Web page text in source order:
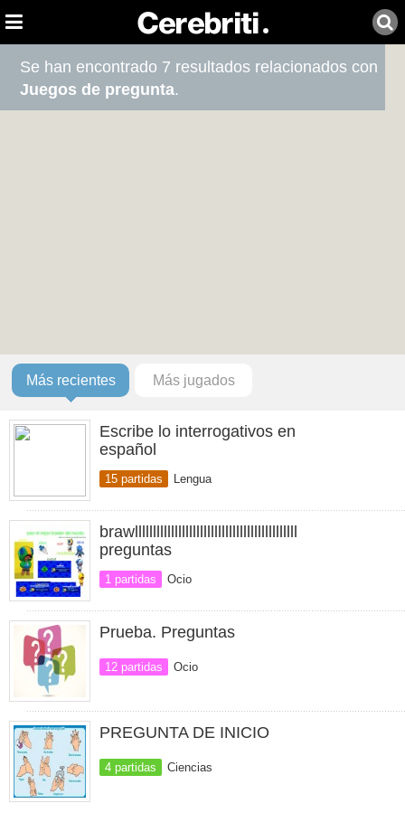
Se han encontrado 7 resultados relacionados con
Juegos de pregunta.
Más recientes Más jugados
Escribe lo interrogativos en
español
15 partidas Lengua
brawlllllllllllllllllllllllllllllllllllllllllllll
preguntas
1 partidas Ocio
Prueba. Preguntas
12 partidas Ocio
PREGUNTA DE INICIO
4 partidas Ciencias